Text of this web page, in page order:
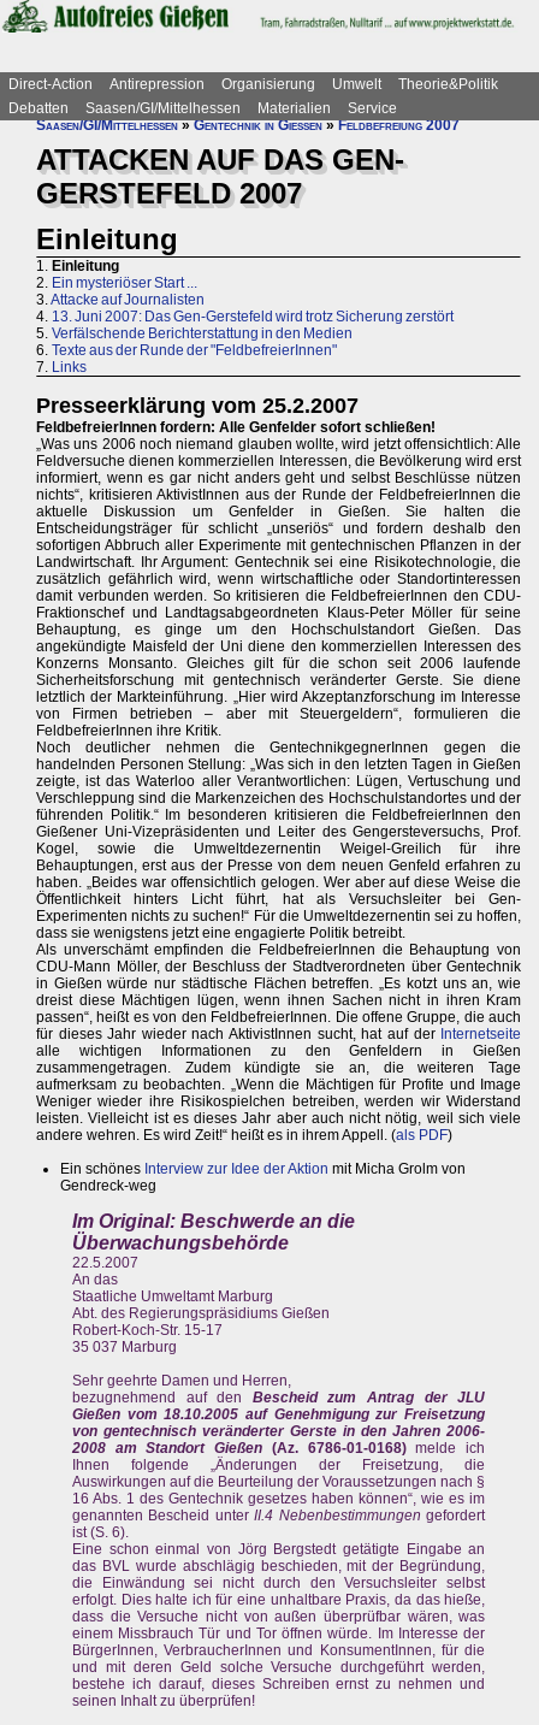
Direct-Action Antirepression Organisierung Umwelt
Theorie&Politik
Debatten
Saasen/GI/Mittelhessen Materialien
Service
Saasen/GI/Mittelhessen»Gentechnik in Gießen»Feldbefreiung 2007
ATTACKEN AUF DAS GEN-
GERSTEFELD 2007
Einleitung
1. Einleitung
2. Ein mysteriöser Start ...
3.Attacke auf Journalisten
4. 13. Juni 2007: Das Gen-Gerstefeld wird trotz Sicherung zerstört
5. Verfälschende Berichterstattung in den Medien
6. Texte aus der Runde der "FeldbefreierInnen"
7. Links
Presseerklärung vom 25.2.2007
FeldbefreierInnen fordern: Alle Genfelder sofort schließen!
„Was uns 2006 noch niemand glauben wollte, wird jetzt offensichtlich: Alle
Feldversuche dienen kommerziellen Interessen, die Bevölkerung wird erst
informiert, wenn es gar nicht anders geht und selbst Beschlüsse nützen
nichts“, kritisieren AktivistInnen aus der Runde der FeldbefreierInnen die
aktuelle Diskussion um Genfelder in Gießen. Sie halten die
Entscheidungsträger für schlicht „unseriös“ und fordern deshalb den
sofortigen Abbruch aller Experimente mit gentechnischen Pflanzen in der
Landwirtschaft. Ihr Argument: Gentechnik sei eine Risikotechnologie, die
zusätzlich gefährlich wird, wenn wirtschaftliche oder Standortinteressen
damit verbunden werden. So kritisieren die FeldbefreierInnen den CDU-
Fraktionschef und Landtagsabgeordneten Klaus-Peter Möller für seine
Behauptung, es ginge um den Hochschulstandort Gießen. Das
angekündigte Maisfeld der Uni diene den kommerziellen Interessen des
Konzerns Monsanto. Gleiches gilt für die schon seit 2006 laufende
Sicherheitsforschung mit gentechnisch veränderter Gerste. Sie diene
letztlich der Markteinführung. „Hier wird Akzeptanzforschung im Interesse
von Firmen betrieben – aber mit Steuergeldern“, formulieren die
FeldbefreierInnen ihre Kritik.
Noch deutlicher nehmen die GentechnikgegnerInnen gegen die
handelnden Personen Stellung: „Was sich in den letzten Tagen in Gießen
zeigte, ist das Waterloo aller Verantwortlichen: Lügen, Vertuschung und
Verschleppung sind die Markenzeichen des Hochschulstandortes und der
führenden Politik.“ Im besonderen kritisieren die FeldbefreierInnen den
Gießener Uni-Vizepräsidenten und Leiter des Gengersteversuchs, Prof.
Kogel, sowie die Umweltdezernentin Weigel-Greilich für ihre
Behauptungen, erst aus der Presse von dem neuen Genfeld erfahren zu
haben. „Beides war offensichtlich gelogen. Wer aber auf diese Weise die
Öffentlichkeit hinters Licht führt, hat als Versuchsleiter bei Gen-
Experimenten nichts zu suchen!“ Für die Umweltdezernentin sei zu hoffen,
dass sie wenigstens jetzt eine engagierte Politik betreibt.
Als unverschämt empfinden die FeldbefreierInnen die Behauptung von
CDU-Mann Möller, der Beschluss der Stadtverordneten über Gentechnik
in Gießen würde nur städtische Flächen betreffen. „Es kotzt uns an, wie
dreist diese Mächtigen lügen, wenn ihnen Sachen nicht in ihren Kram
passen“, heißt es von den FeldbefreierInnen. Die offene Gruppe, die auch
für dieses Jahr wieder nach AktivistInnen sucht, hat auf der Internetseite
alle wichtigen Informationen zu den Genfeldern in Gießen
zusammengetragen. Zudem kündigte sie an, die weiteren Tage
aufmerksam zu beobachten. „Wenn die Mächtigen für Profite und Image
Weniger wieder ihre Risikospielchen betreiben, werden wir Widerstand
leisten. Vielleicht ist es dieses Jahr aber auch nicht nötig, weil sich viele
andere wehren. Es wird Zeit!“ heißt es in ihrem Appell. (als PDF)
Ein schönes Interview zur Idee der Aktion mit Micha Grolm von
Gendreck-weg
Im Original: Beschwerde an die
Überwachungsbehörde
22.5.2007
An das
Staatliche Umweltamt Marburg
Abt. des Regierungspräsidiums Gießen
Robert-Koch-Str. 15-17
35 037 Marburg
Sehr geehrte Damen und Herren,
bezugnehmend auf den Bescheid zum Antrag der JLU
Gießen vom 18.10.2005 auf Genehmigung zur Freisetzung
von gentechnisch veränderter Gerste in den Jahren 2006-
2008 am Standort Gießen (Az. 6786-01-0168)melde ich
Ihnen folgende „Änderungen der Freisetzung, die
Auswirkungen auf die Beurteilung der Voraussetzungen nach §
16 Abs. 1 des Gentechnik gesetzes haben können“, wie es im
genannten Bescheid unterII.4 Nebenbestimmungen gefordert
ist (S. 6).
Eine schon einmal von Jörg Bergstedt getätigte Eingabe an
das BVL wurde abschlägig beschieden, mit der Begründung,
die Einwändung sei nicht durch den Versuchsleiter selbst
erfolgt. Dies halte ich für eine unhaltbare Praxis, da das hieße,
dass die Versuche nicht von außen überprüfbar wären, was
einem Missbrauch Tür und Tor öffnen würde. Im Interesse der
BürgerInnen, VerbraucherInnen und KonsumentInnen, für die
und mit deren Geld solche Versuche durchgeführt werden,
bestehe ich darauf, dieses Schreiben ernst zu nehmen und
seinen Inhalt zu überprüfen!